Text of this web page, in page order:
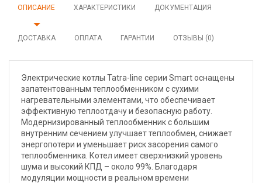
ОПИСАНИЕ ХАРАКТЕРИСТИКИ ДОКУМЕНТАЦИЯ
ДОСТАВКА ОПЛАТА ГАРАНТИИ ОТЗЫВЫ (0)
Электрические котлы Tatra-line серии Smart оснащены
запатентованным теплообменником с сухими
нагревательными элементами, что обеспечивает
эффективную теплоотдачу и безопасную работу.
Модернизированный теплообменник с большим
внутренним сечением улучшает теплообмен, снижает
энергопотери и уменьшает риск засорения самого
теплообменника. Котел имеет сверхнизкий уровень
шума и высокий КПД – около 99%. Благодаря
модуляции мощности в реальном времени